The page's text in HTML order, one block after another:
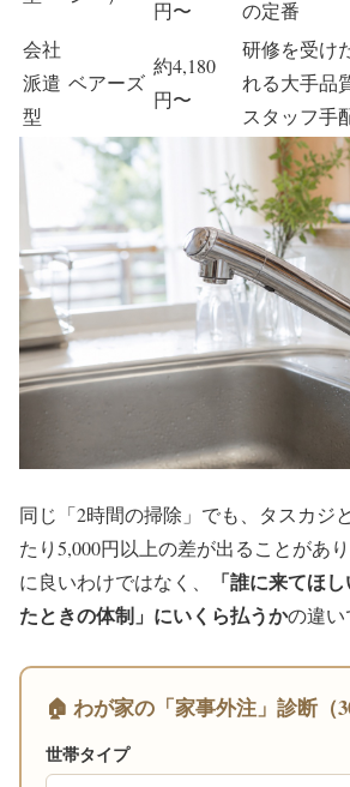
円〜
の定番
会社
派遣
型
ベアーズ
約4,180
円〜
研修を受け
れる大手品
スタッフ手
同じ「2時間の掃除」でも、タスカジ
たり5,000円以上の差が出ることがあ
に良いわけではなく、
「誰に来てほ
たときの体制」にいくら払うかの違い
🏠 わが家の「家事外注」診断（
世帯タイプ